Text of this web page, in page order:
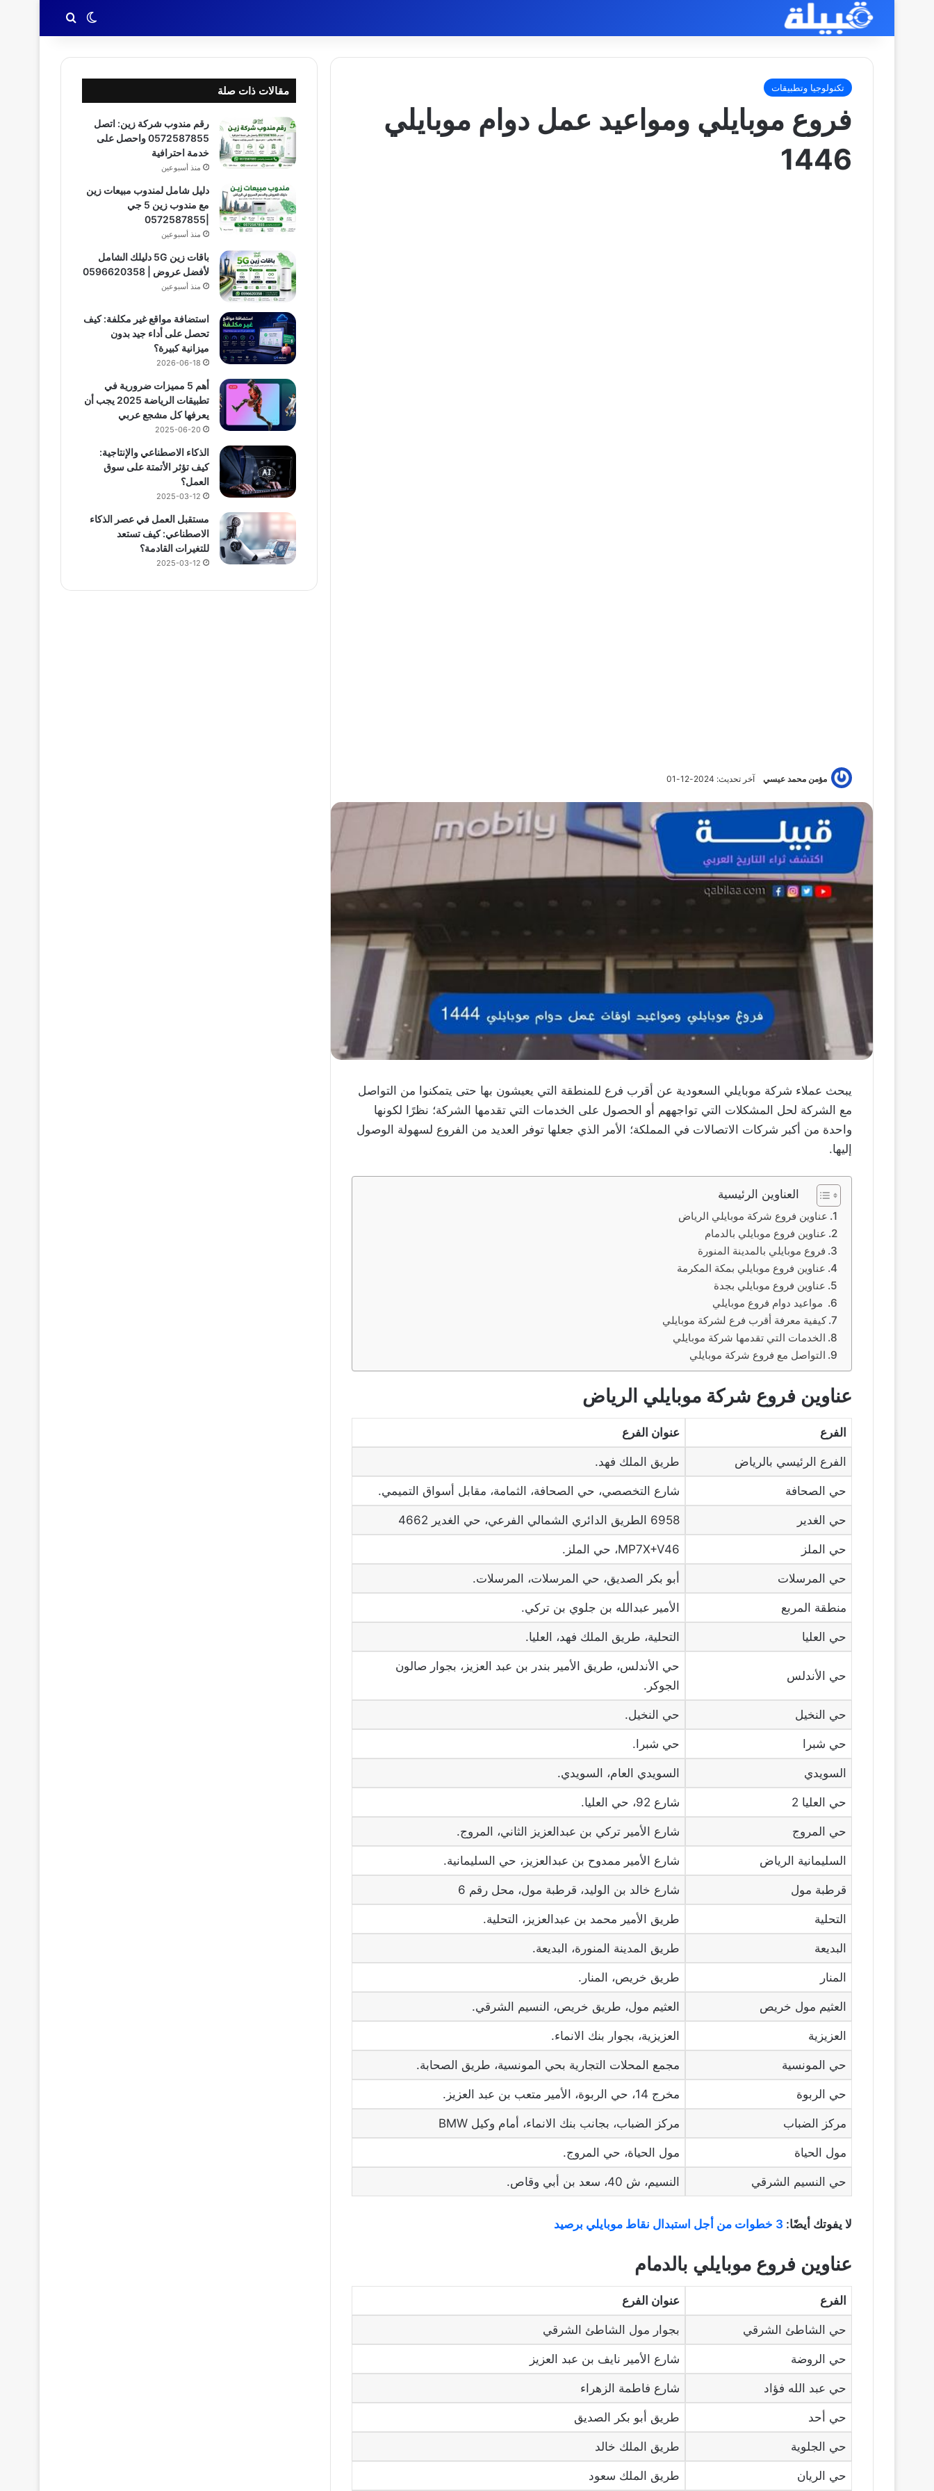
الوضع المظلم
بحث عن
تكنولوجيا وتطبيقات
فروع موبايلي ومواعيد عمل دوام موبايلي
1446
مؤمن محمد عيسي آخر تحديث: 2024-12-01
يبحث عملاء شركة موبايلي السعودية عن أقرب فرع للمنطقة التي يعيشون بها حتى يتمكنوا من التواصل
مع الشركة لحل المشكلات التي تواجههم أو الحصول على الخدمات التي تقدمها الشركة؛ نظرًا لكونها
واحدة من أكبر شركات الاتصالات في المملكة؛ الأمر الذي جعلها توفر العديد من الفروع لسهولة الوصول
إليها.
العناوين الرئيسية
عناوين فروع شركة موبايلي الرياض
عناوين فروع موبايلي بالدمام
فروع موبايلي بالمدينة المنورة
عناوين فروع موبايلي بمكة المكرمة
عناوين فروع موبايلي بجدة
مواعيد دوام فروع موبايلي
كيفية معرفة أقرب فرع لشركة موبايلي
الخدمات التي تقدمها شركة موبايلي
التواصل مع فروع شركة موبايلي
عناوين فروع شركة موبايلي الرياض
الفرع عنوان الفرع
الفرع الرئيسي بالرياض طريق الملك فهد.
حي الصحافة شارع التخصصي، حي الصحافة، الثمامة، مقابل أسواق التميمي.
حي الغدير 6958 الطريق الدائري الشمالي الفرعي، حي الغدير 4662
حي الملز MP7X+V46، حي الملز.
حي المرسلات أبو بكر الصديق، حي المرسلات، المرسلات.
منطقة المربع الأمير عبدالله بن جلوي بن تركي.
حي العليا التحلية، طريق الملك فهد، العليا.
حي الأندلس
حي الأندلس، طريق الأمير بندر بن عبد العزيز، بجوار صالون
الجوكر.
حي النخيل حي النخيل.
حي شبرا حي شبرا.
السويدي السويدي العام، السويدي.
حي العليا 2 شارع 92، حي العليا.
حي المروج شارع الأمير تركي بن عبدالعزيز الثاني، المروج.
السليمانية الرياض شارع الأمير ممدوح بن عبدالعزيز، حي السليمانية.
قرطبة مول شارع خالد بن الوليد، قرطبة مول، محل رقم 6
التحلية طريق الأمير محمد بن عبدالعزيز، التحلية.
البديعة طريق المدينة المنورة، البديعة.
المنار طريق خريص، المنار.
العثيم مول خريص العثيم مول، طريق خريص، النسيم الشرقي.
العزيزية العزيزية، بجوار بنك الانماء.
حي المونسية مجمع المحلات التجارية بحي المونسية، طريق الصحابة.
حي الربوة مخرج 14، حي الربوة، الأمير متعب بن عبد العزيز.
مركز الضباب مركز الضباب، بجانب بنك الانماء، أمام وكيل BMW
مول الحياة مول الحياة، حي المروج.
حي النسيم الشرقي النسيم، ش 40، سعد بن أبي وقاص.
لا يفوتك أيضًا: 3 خطوات من أجل استبدال نقاط موبايلي برصيد
عناوين فروع موبايلي بالدمام
الفرع عنوان الفرع
حي الشاطئ الشرقي بجوار مول الشاطئ الشرقي
حي الروضة شارع الأمير نايف بن عبد العزيز
حي عبد الله فؤاد شارع فاطمة الزهراء
حي أحد طريق أبو بكر الصديق
حي الجلوية طريق الملك خالد
حي الريان طريق الملك سعود
مقالات ذات صلة
رقم مندوب شركة زين: اتصل
0572587855 واحصل على
خدمة احترافية
منذ أسبوعين
دليل شامل لمندوب مبيعات زين
مع مندوب زين 5 جي
منذ أسبوعين
باقات زين 5G دليلك الشامل
لأفضل عروض | 0596620358
منذ أسبوعين
استضافة مواقع غير مكلفة: كيف
تحصل على أداء جيد بدون
ميزانية كبيرة؟
2026-06-18
أهم 5 مميزات ضرورية في
تطبيقات الرياضة 2025 يجب أن
يعرفها كل مشجع عربي
2025-06-20
الذكاء الاصطناعي والإنتاجية:
كيف تؤثر الأتمتة على سوق
العمل؟
2025-03-12
مستقبل العمل في عصر الذكاء
الاصطناعي: كيف تستعد
للتغيرات القادمة؟
2025-03-12